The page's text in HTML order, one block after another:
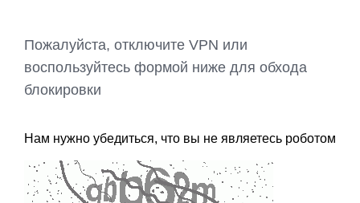
Пожалуйста, отключите VPN или
воспользуйтесь формой ниже для обхода
блокировки
Нам нужно убедиться, что вы не являетесь роботом